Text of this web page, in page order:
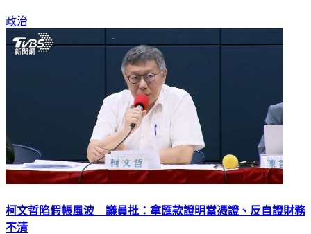
政治
柯文哲陷假帳風波 議員批：拿匯款證明當憑證、反自證財務
不清